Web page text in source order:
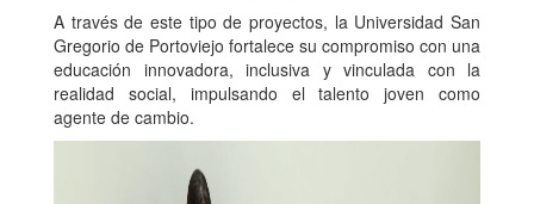
A través de este tipo de proyectos, la Universidad San
Gregorio de Portoviejo fortalece su compromiso con una
educación innovadora, inclusiva y vinculada con la
realidad social, impulsando el talento joven como
agente de cambio.